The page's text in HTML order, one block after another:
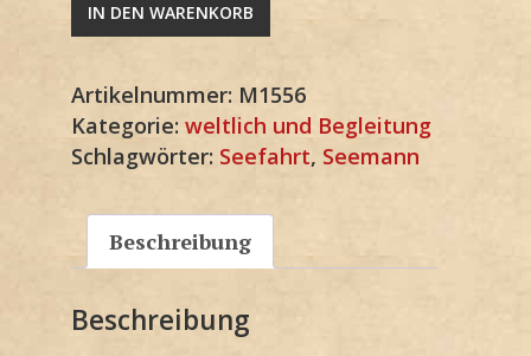
IN DEN WARENKORB
Artikelnummer: M1556
Kategorie: weltlich und Begleitung
Schlagwörter: Seefahrt, Seemann
Beschreibung
Beschreibung